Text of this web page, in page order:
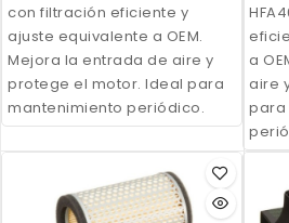
con filtración eficiente y
ajuste equivalente a OEM.
Mejora la entrada de aire y
protege el motor. Ideal para
mantenimiento periódico.
a
aire
para